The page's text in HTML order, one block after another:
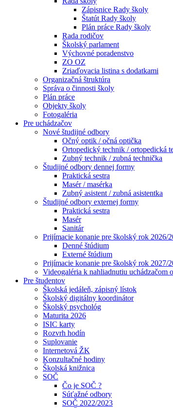
Zápisnice Rady školy
Štatút Rady školy
Plán práce Rady školy
Rada rodičov
Školský parlament
Výchovné poradenstvo
ZO OZ
Zriaďovacia listina s dodatkami
Organizačná štruktúra
Správa o činnosti školy
Plán práce
Objekty školy
Fotogaléria
Pre uchádzačov
Nové študijné odbory
Očný optik / očná optička
Ortopedický technik / ortopedická
Zubný technik / zubná technička
Študijné odbory dennej formy
Praktická sestra
Masér / masérka
Zubný asistent / zubná asistentka
Študijné odbory externej formy
Praktická sestra
Masér
Sanitár
Prijímacie konanie pre školský rok 2026/
Denné štúdium
Externé štúdium
Prijímacie konanie pre školský rok 2027/
Videogaléria k nahliadnutiu uchádzačom
Pre študentov
Školská jedáleň, zápisný lístok
Školský digitálny koordinátor
Školský psychológ
Maturita 2026
ISIC karty
Rozvrh hodín
Suplovanie
Internetová ŽK
Konzultačné hodiny
Školská knižnica
SOČ
Čo je SOČ ?
Súťažné odbory
SOČ 2022/2023